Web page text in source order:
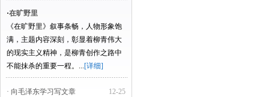
·在旷野里
《在旷野里》叙事条畅，人物形象饱
满，主题内容深刻，彰显着柳青伟大
的现实主义精神，是柳青创作之路中
不能抹杀的重要一程。...[详细]
12-25
· 向毛泽东学习写文章